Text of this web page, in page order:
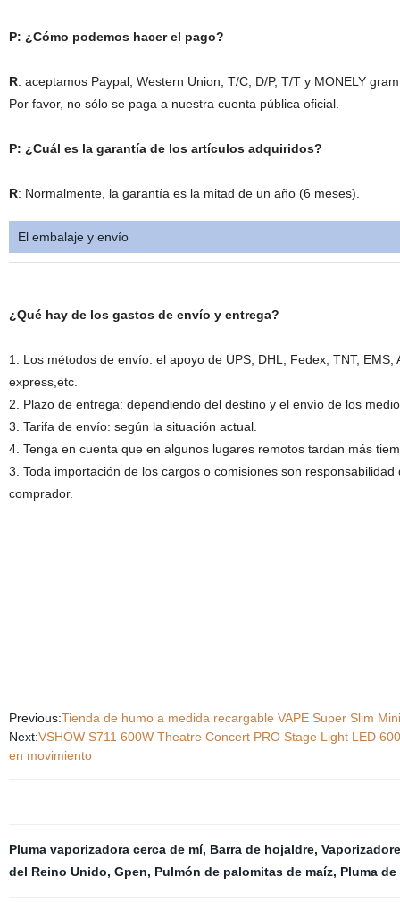
P: ¿Cómo podemos hacer el pago?
R: aceptamos Paypal, Western Union, T/C, D/P, T/T y MONELY
Por favor, no sólo se paga a nuestra cuenta pública oficial.
P: ¿Cuál es la garantía de los artículos adquiridos?
R: Normalmente, la garantía es la mitad de un año (6 meses).
El embalaje y envío
¿Qué hay de los gastos de envío y entrega?
1. Los métodos de envío: el apoyo de UPS, DHL, Fedex, TNT, EMS,
express,etc.
2. Plazo de entrega: dependiendo del destino y el envío de los
3. Tarifa de envío: según la situación actual.
4. Tenga en cuenta que en algunos lugares remotos tardan más
3. Toda importación de los cargos o comisiones son responsabilidad
comprador.
Previous:Tienda de humo a medida recargable VAPE Super Slim
Next:VSHOW S711 600W Theatre Concert PRO Stage Light LED
en movimiento
Pluma vaporizadora cerca de mí, Barra de hojaldre,
del Reino Unido, Gpen, Pulmón de palomitas de maíz, Pluma